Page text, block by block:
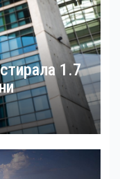
1.7